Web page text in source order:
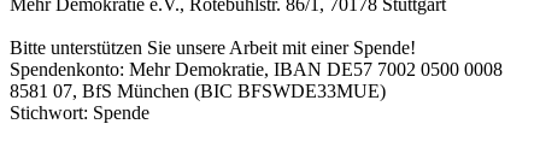
Bitte unterstützen Sie unsere Arbeit mit einer Spende!
Spendenkonto: Mehr Demokratie, IBAN DE57 7002 0500 0008
8581 07, BfS München (BIC BFSWDE33MUE)
Stichwort: Spende